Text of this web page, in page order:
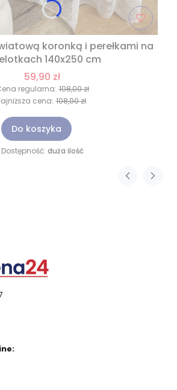
koronką i perełkami na
140x250 cm
59,90 zł
regularna: 108,00 zł
cena: 108,00 zł
Do koszyka
Dostępność: duża ilość